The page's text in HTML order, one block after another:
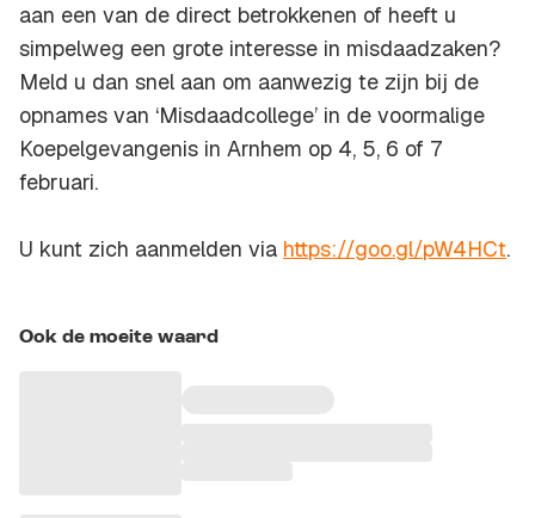
aan een van de direct betrokkenen of heeft u
simpelweg een grote interesse in misdaadzaken?
Meld u dan snel aan om aanwezig te zijn bij de
opnames van ‘Misdaadcollege’ in de voormalige
Koepelgevangenis in Arnhem op 4, 5, 6 of 7
februari.
U kunt zich aanmelden via https://goo.gl/pW4HCt.
Ook de moeite waard